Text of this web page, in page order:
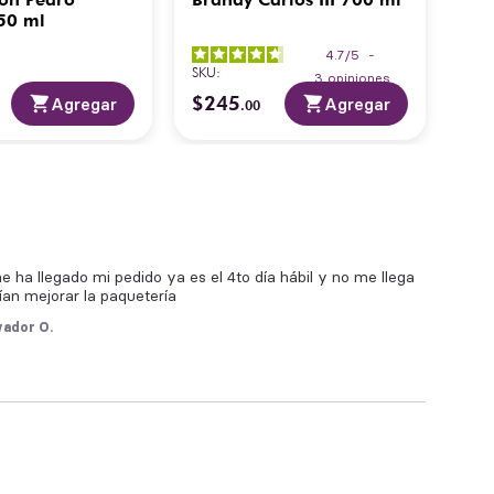
ml
Agregar
4.7/5
-
3 opiniones
SKU:
$245.00 Agregar
ha llegado mi pedido ya es el 4to día hábil y no me llega
mejorar la paquetería
O.